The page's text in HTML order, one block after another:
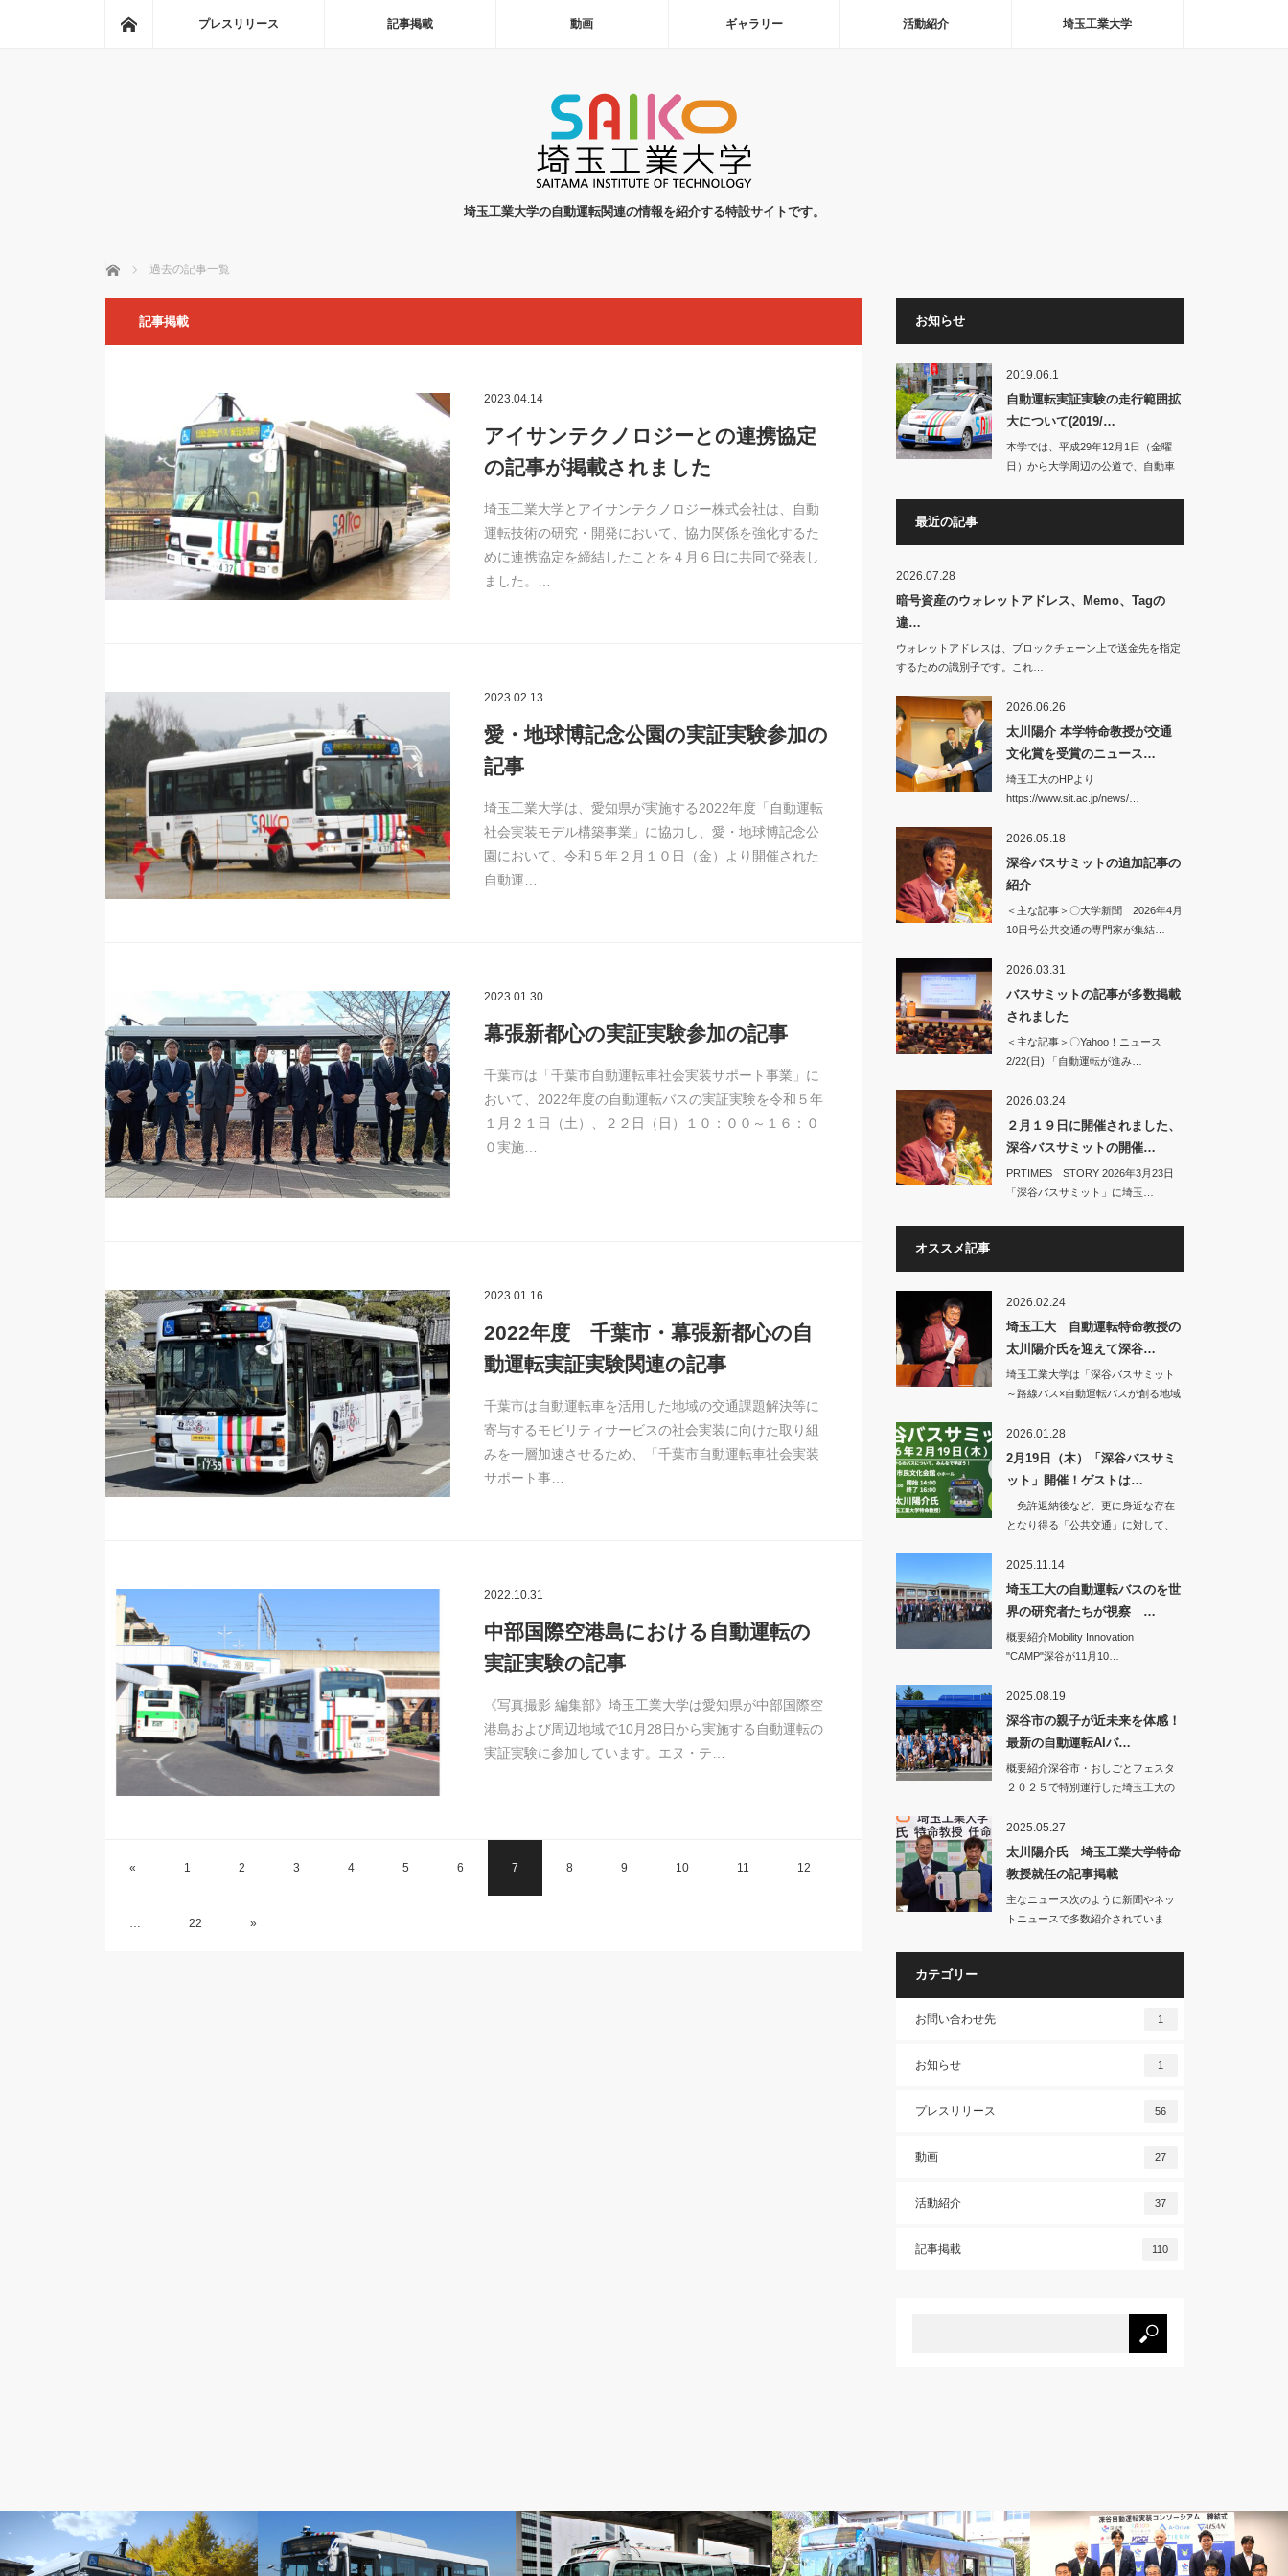
プレスリリース 記事掲載 動画 ギャラリー 活動紹介 埼玉工業大学
埼玉工業大学の自動運転関連の情報を紹介する特設サイトです。
ホーム 過去の記事一覧
記事掲載
2023.04.14
アイサンテクノロジーとの連携協定
の記事が掲載されました
埼玉工業大学とアイサンテクノロジー株式会社は、自動
運転技術の研究・開発において、協力関係を強化するた
めに連携協定を締結したことを４月６日に共同で発表し
ました。…
2023.02.13
愛・地球博記念公園の実証実験参加の
記事
埼玉工業大学は、愛知県が実施する2022年度「自動運転
社会実装モデル構築事業」に協力し、愛・地球博記念公
園において、令和５年２月１０日（金）より開催された
自動運…
2023.01.30
幕張新都心の実証実験参加の記事
千葉市は「千葉市自動運転車社会実装サポート事業」に
おいて、2022年度の自動運転バスの実証実験を令和５年
１月２１日（土）、２２日（日）１０：００～１６：０
０実施…
2023.01.16
2022年度 千葉市・幕張新都心の自
動運転実証実験関連の記事
千葉市は自動運転車を活用した地域の交通課題解決等に
寄与するモビリティサービスの社会実装に向けた取り組
みを一層加速させるため、「千葉市自動運転車社会実装
サポート事…
2022.10.31
中部国際空港島における自動運転の
実証実験の記事
《写真撮影 編集部》埼玉工業大学は愛知県が中部国際空
港島および周辺地域で10月28日から実施する自動運転の
実証実験に参加しています。エヌ・テ…
« 1 2 3 4 5 6 7 8 9 10 11 12
… 22 »
お知らせ
2019.06.1
自動運転実証実験の走行範囲拡
大について(2019/…
本学では、平成29年12月1日（金曜
日）から大学周辺の公道で、自動車
最近の記事
2026.07.28
暗号資産のウォレットアドレス、Memo、Tagの
違…
ウォレットアドレスは、ブロックチェーン上で送金先を指定
するための識別子です。これ…
2026.06.26
太川陽介 本学特命教授が交通
文化賞を受賞のニュース…
埼玉工大のHPより
https://www.sit.ac.jp/news/…
2026.05.18
深谷バスサミットの追加記事の
紹介
＜主な記事＞〇大学新聞 2026年4月
10日号公共交通の専門家が集結…
2026.03.31
バスサミットの記事が多数掲載
されました
＜主な記事＞〇Yahoo！ニュース
2/22(日) 「自動運転が進み…
2026.03.24
２月１９日に開催されました、
深谷バスサミットの開催…
PRTIMES STORY 2026年3月23日
「深谷バスサミット」に埼玉…
オススメ記事
2026.02.24
埼玉工大 自動運転特命教授の
太川陽介氏を迎えて深谷…
埼玉工業大学は「深谷バスサミット
～路線バス×自動運転バスが創る地域
2026.01.28
2月19日（木）「深谷バスサミ
ット」開催！ゲストは…
免許返納後など、更に身近な存在
となり得る「公共交通」に対して、
2025.11.14
埼玉工大の自動運転バスのを世
界の研究者たちが視察 …
概要紹介Mobility Innovation
"CAMP"深谷が11月10…
2025.08.19
深谷市の親子が近未来を体感！
最新の自動運転AIバ…
概要紹介深谷市・おしごとフェスタ
２０２５で特別運行した埼玉工大の
2025.05.27
太川陽介氏 埼玉工業大学特命
教授就任の記事掲載
主なニュース次のように新聞やネッ
トニュースで多数紹介されていま
カテゴリー
お問い合わせ先 1
お知らせ 1
プレスリリース 56
動画 27
活動紹介 37
記事掲載 110